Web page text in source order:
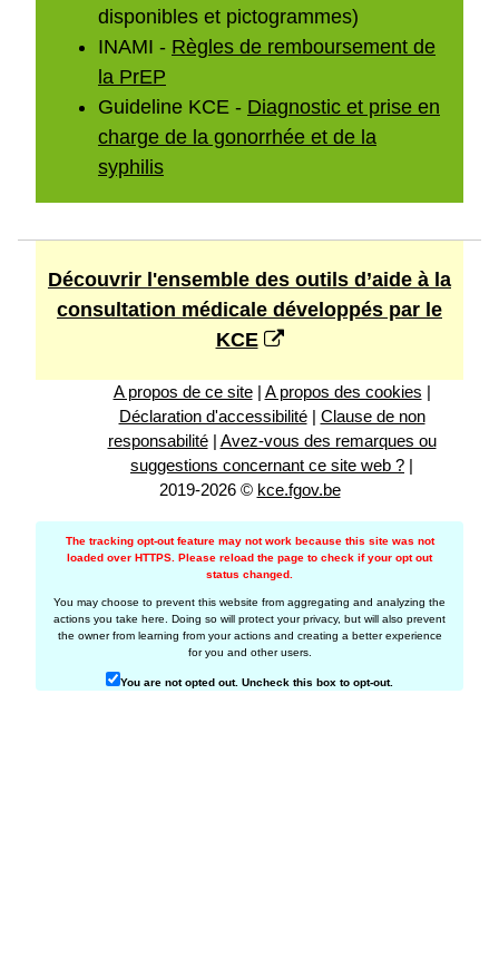
disponibles et pictogrammes)
INAMI - Règles de remboursement de
la PrEP
Guideline KCE - Diagnostic et prise en
charge de la gonorrhée et de la
syphilis
Découvrir l'ensemble des outils d’aide à la
consultation médicale développés par le
KCE
A propos de ce site| A propos des cookies |
Déclaration d'accessibilité| Clause de non
responsabilité| Avez-vous des remarques ou
suggestions concernant ce site web ? |
2019-2026 © kce.fgov.be
The tracking opt-out feature may not work because this site was not
loaded over HTTPS. Please reload the page to check if your opt out
status changed.
You may choose to prevent this website from aggregating and analyzing the
actions you take here. Doing so will protect your privacy, but will also prevent
the owner from learning from your actions and creating a better experience
for you and other users.
You are not opted out. Uncheck this box to opt-out.